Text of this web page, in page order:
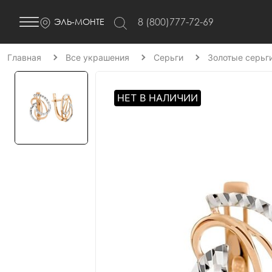
ЭЛЬ-МОНТЕ 8 (800)777-72-69
Главная Все украшения Серьги Золотые
НЕТ В НАЛИЧИИ